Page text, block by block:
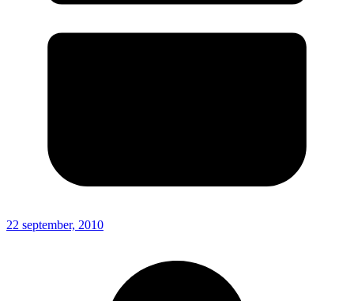
22 september, 2010